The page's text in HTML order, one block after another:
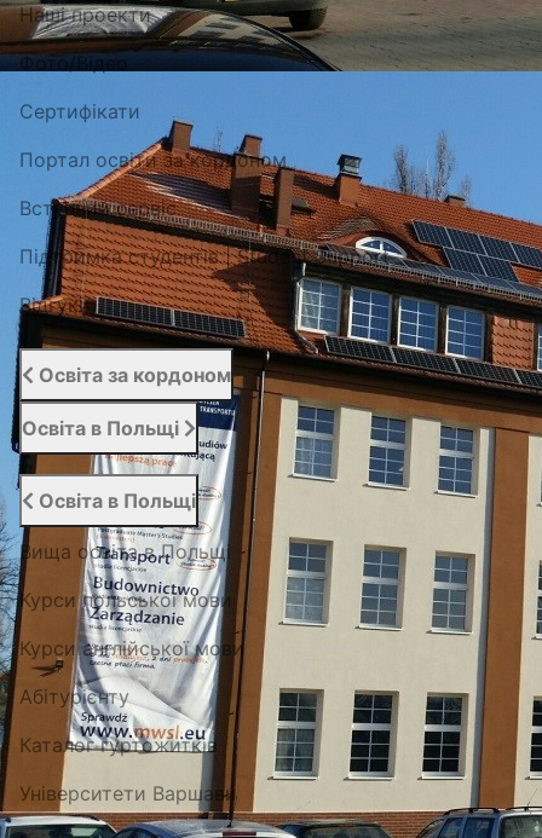
Наші проекти
Фото/Відео
Сертифікати
Портал освіти за кордоном
Вступний сервіс
Підтримка студентів | Student Support
Відгуки
Освіта за кордоном
Освіта в Польщі
Освіта в Польщі
Вища освіта в Польщі
Курси польської мови
Курси англійської мови
Абітурієнту
Каталог гуртожитків
Університети Варшави